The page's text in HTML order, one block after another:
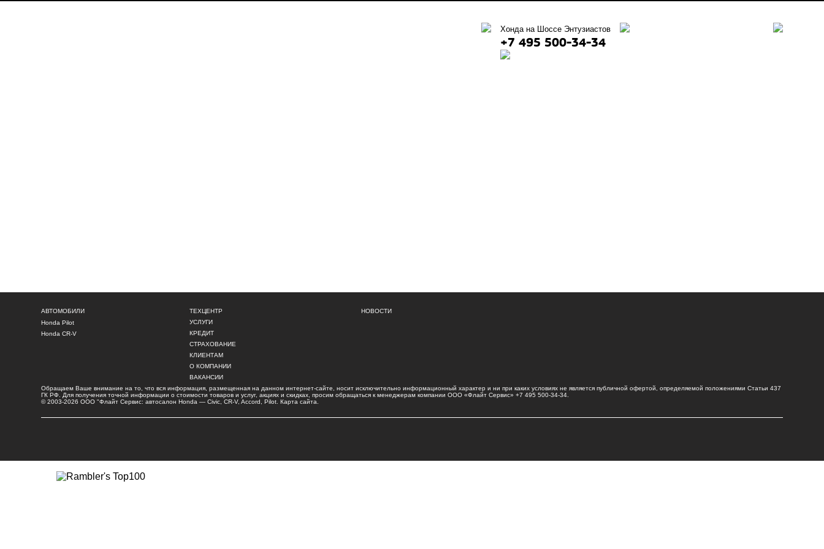
Хонда на Шоссе Энтузиастов
+7 495 500-34-34
АВТОМОБИЛИ
Honda Pilot
Honda CR-V
ТЕХЦЕНТР
УСЛУГИ
КРЕДИТ
СТРАХОВАНИЕ
КЛИЕНТАМ
О КОМПАНИИ
ВАКАНСИИ
НОВОСТИ
Обращаем Ваше внимание на то, что вся информация, размещенная на данном интернет-сайте, носит исключительно информационный характер и ни при каких условиях не является публичной офертой, определяемой положениями Статьи 437
ГК РФ. Для получения точной информации о стоимости товаров и услуг, акциях и скидках, просим обращаться к менеджерам компании ООО «Флайт Сервис»+7 495 500-34-34
© 2003-2026 ООО "Флайт Сервис: автосалонHonda —Civic , CR-V, Accord, Pilot.Карта сайта